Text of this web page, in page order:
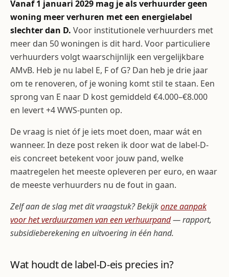
Vanaf 1 januari 2029 mag je als verhuurder geen
woning meer verhuren met een energielabel
slechter dan D. Voor institutionele verhuurders met
meer dan 50 woningen is dit hard. Voor particuliere
verhuurders volgt waarschijnlijk een vergelijkbare
AMvB. Heb je nu label E, F of G? Dan heb je drie jaar
om te renoveren, of je woning komt stil te staan. Een
sprong van E naar D kost gemiddeld €4.000–€8.000
en levert +4 WWS-punten op.
De vraag is niet óf je iets moet doen, maar wát en
wanneer. In deze post reken ik door wat de label-D-
eis concreet betekent voor jouw pand, welke
maatregelen het meeste opleveren per euro, en waar
de meeste verhuurders nu de fout in gaan.
Zelf aan de slag met dit vraagstuk? Bekijkonze aanpak
voor het verduurzamen van een verhuurpand— rapport,
subsidieberekening en uitvoering in één hand.
Wat houdt de label-D-eis precies in?